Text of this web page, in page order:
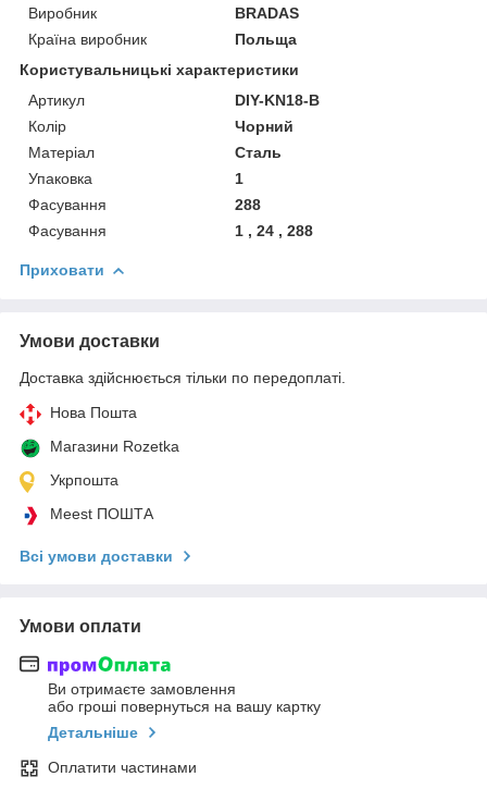
Виробник
BRADAS
Країна виробник
Польща
Користувальницькі характеристики
Артикул
DIY-KN18-B
Колір
Чорний
Матеріал
Сталь
Упаковка
1
Фасування
288
Фасування
1 , 24 , 288
Приховати
Умови доставки
Доставка здійснюється тільки по передоплаті.
Нова Пошта
Магазини Rozetka
Укрпошта
Meest ПОШТА
Всі умови доставки
Умови оплати
Ви отримаєте замовлення
або гроші повернуться на вашу картку
Детальніше
Оплатити частинами